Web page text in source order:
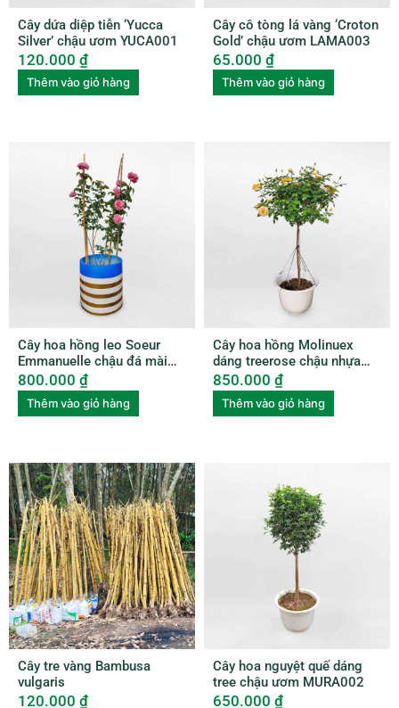
Cây dứa diệp tiễn ‘Yucca
Silver’ chậu ươm YUCA001
120.000 ₫
Thêm vào giỏ hàng
Cây cô tòng lá vàng ‘Croton
Gold’ chậu ươm LAMA003
65.000 ₫
Thêm vào giỏ hàng
Cây hoa hồng leo Soeur
Emmanuelle chậu đá mài
ROSE003
800.000 ₫
Thêm vào giỏ hàng
Cây hoa hồng Molinuex
dáng treerose chậu nhựa
ROSE004
850.000 ₫
Thêm vào giỏ hàng
Cây tre vàng Bambusa
vulgaris
120.000 ₫
Cây hoa nguyệt quế dáng
tree chậu ươm MURA002
650.000 ₫